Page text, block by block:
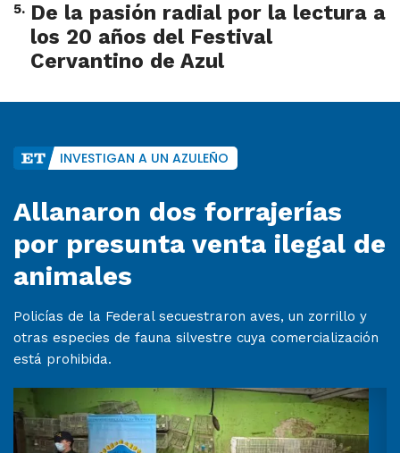
5. De la pasión radial por la lectura a
los 20 años del Festival
Cervantino de Azul
INVESTIGAN A UN AZULEÑO
Allanaron dos forrajerías
por presunta venta ilegal de
animales
Policías de la Federal secuestraron aves, un zorrillo y
otras especies de fauna silvestre cuya comercialización
está prohibida.